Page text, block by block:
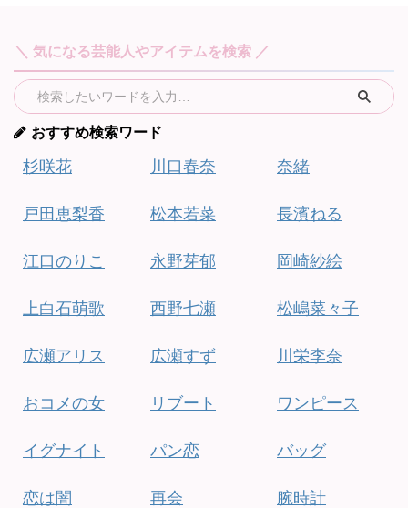
＼ 気になる芸能人やアイテムを検索 ／
おすすめ検索ワード
杉咲花
戸田恵梨香
江口のりこ
上白石萌歌
広瀬アリス
おコメの女
イグナイト
恋は闇
川口春奈
松本若菜
永野芽郁
西野七瀬
広瀬すず
リブート
パン恋
再会
奈緒
長濱ねる
岡崎紗絵
松嶋菜々子
川栄李奈
ワンピース
バッグ
腕時計